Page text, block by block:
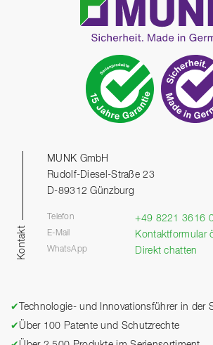
Kontakt
MUNK GmbH
Rudolf-Diesel-Straße 23
D-89312 Günzburg
Telefon +49 8221 3616
E-Mail Kontaktformular
WhatsApp Direkt chatten
✔
Technologie- und Innovationsführer in der
✔ Über 100 Patente und Schutzrechte